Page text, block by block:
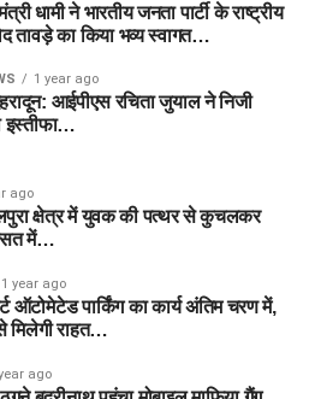
धामी ने भारतीय जनता पार्टी के राष्ट्रीय
तावड़े का किया भव्य स्वागत…
1 year ago
आईपीएस रचिता जुयाल ने निजी
इस्तीफा…
ago
क्षेत्र में युवक की पत्थर से कुचलकर
में…
1 year ago
ऑटोमेटेड पार्किंग का कार्य अंतिम चरण में,
मिलेगी राहत…
ago